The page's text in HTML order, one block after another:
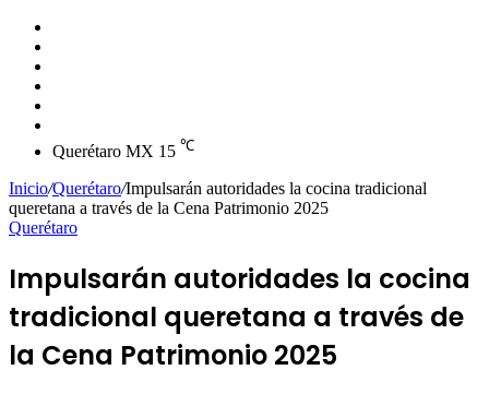
Querétaro MX 15 ℃
Inicio/Querétaro/Impulsarán autoridades la cocina tradicional
queretana a través de la Cena Patrimonio 2025
Querétaro
Impulsarán autoridades la cocina
tradicional queretana a través de
la Cena Patrimonio 2025